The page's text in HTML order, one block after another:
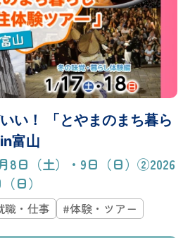
い！ 「とやまのまち暮ら
富山
8日（土）・9日（日）②2026
日）
職・仕事 #体験・ツアー